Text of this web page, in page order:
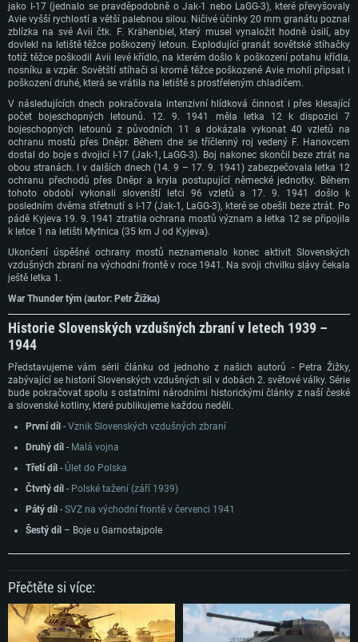
jako I-17 (jednalo se pravděpodobně o Jak-1 nebo LaGG-3), které převyšovaly
Avie vyšší rychlostí a větší palebnou silou. Ničivé účinky 20 mm granátu poznal
zblízka na své Avii čtk. F. Krähenbiel, který musel vynaložit hodně úsilí, aby
dovlekl na letiště těžce poškozený letoun. Explodující granát sovětské stíhačky
totiž těžce poškodil Avii levé křídlo, na kterém došlo k poškození potahu křídla,
nosníku a vzpěr. Sovětští stíhači si kromě těžce poškozené Avie mohli připsat i
poškození druhé, která se vrátila na letiště s prostřeleným chladičem.
V následujících dnech pokračovala intenzivní hlídková činnost i přes klesající
počet bojeschopných letounů. 12. 9. 1941 měla letka 12 k dispozici 7
bojeschopných letounů z původních 11 a dokázala vykonat 40 vzletů na
ochranu mostů přes Dněpr. Během dne se tříčlenný roj vedený F. Hanovcem
dostal do boje s dvojicí I-17 (Jak-1, LaGG-3). Boj nakonec skončil beze ztrát na
obou stranách. I v dalších dnech (14. 9 – 17. 9. 1941) zabezpečovala letka 12
ochranu přechodů přes Dněpr a kryla postupující německé jednotky. Během
tohoto období vykonali slovenští letci 96 vzletů a 17. 9. 1941 došlo k
posledním dvěma střetnutí s I-17 (Jak-1, LaGG-3), které se obešli beze ztrát. Po
pádě Kyjeva 19. 9. 1941 ztratila ochrana mostů význam a letka 12 se připojila
k letce 1 na letišti Mytnica (35 km J od Kyjeva).
Ukončení úspěšné ochrany mostů neznamenalo konec aktivit Slovenských
vzdušných zbraní na východní frontě v roce 1941. Na svoji chvilku slávy čekala
ještě letka 1.
War Thunder tým (autor: Petr Žižka)
Historie Slovenských vzdušných zbraní v letech 1939 –
1944
Představujeme vám sérii článku od jednoho z našich autorů - Petra Žižky,
zabývající se historií Slovenských vzdušných sil v dobách 2. světové války. Série
bude pokračovat spolu s ostatními národními historickými články z naší české
a slovenské kotliny, které publikujeme každou neděli.
První díl - Vznik Slovenských vzdušných zbraní
Druhý díl - Malá vojna
Třetí díl - Úlet do Polska
Čtvrtý díl - Polské tažení (září 1939)
Pátý díl - SVZ na východní frontě v červenci 1941
Šestý díl – Boje u Garnostajpole
Přečtěte si více: